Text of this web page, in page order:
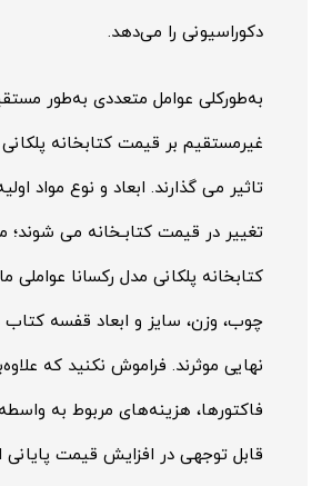
دکوراسیونی را می‌دهد.
به‌طورکلی عوامل متعددی به‌طور
غیرمستقیم بر قیمت کتابخانه
تاثیر می گذارند. ابعاد و نوع مواد
تغییر در قیمت کتابـخانه می شوند؛
کتابخانه پلکانی مدل رکسانا عواملی
چوب، وزن، سایز و ابعاد قفسه
نهایی موثرند. فراموش نکنید که
فاکتورها، هزینه‌های مربوط به
قابل توجهی در افزایش قیمت پایانی